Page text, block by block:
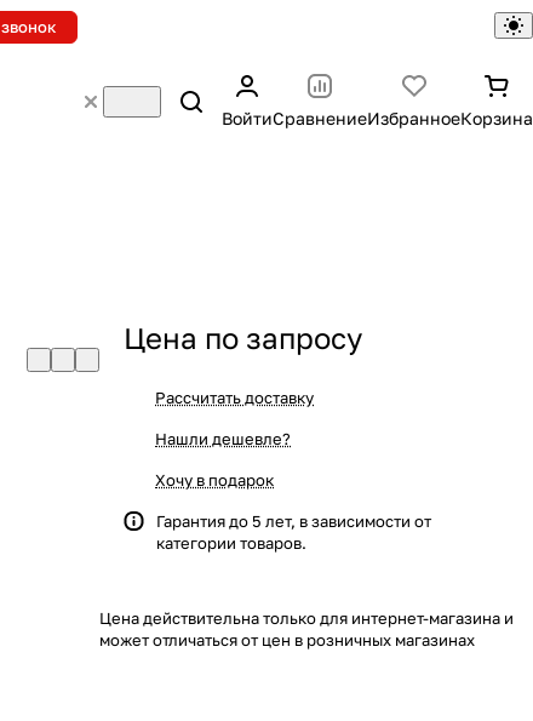
ВойтиСравнениеИзбранноеКорзина
Цена по запросу
Рассчитать доставку
Нашли дешевле?
Хочу в подарок
Гарантия до 5 лет, в зависимости от
категории товаров.
Цена действительна только для интернет-магазина и
может отличаться от цен в розничных магазинах